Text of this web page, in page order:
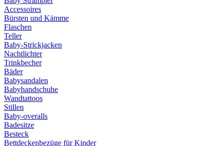
Accessoires
Bürsten und Kämme
Flaschen
Teller
Baby-Strickjacken
Nachtlichter
Trinkbecher
Bäder
Babysandalen
Babyhandschuhe
Wandtattoos
Stillen
Baby-overalls
Badesitze
Besteck
Bettdeckenbezüge für Kinder